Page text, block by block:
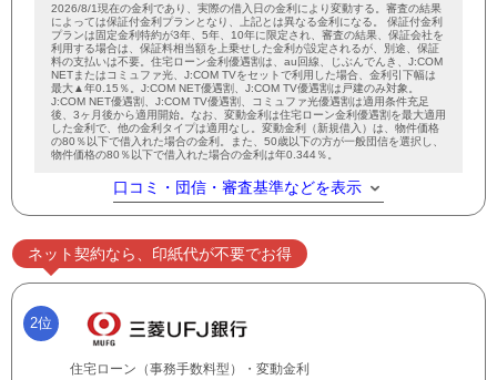
2026/8/1現在の金利であり、実際の借入日の金利により変動する。審査の結果
によっては保証付金利プランとなり、上記とは異なる金利になる。 保証付金利
プランは固定金利特約が3年、5年、10年に限定され、審査の結果、保証会社を
利用する場合は、保証料相当額を上乗せした金利が設定されるが、別途、保証
料の支払いは不要。住宅ローン金利優遇割は、au回線、じぶんでんき、J:COM
NETまたはコミュファ光、J:COM TVをセットで利用した場合、金利引下幅は
最大▲年0.15％。J:COM NET優遇割、J:COM TV優遇割は戸建のみ対象。
J:COM NET優遇割、J:COM TV優遇割、コミュファ光優遇割は適用条件充足
後、3ヶ月後から適用開始。なお、変動金利は住宅ローン金利優遇割を最大適用
した金利で、他の金利タイプは適用なし。変動金利（新規借入）は、物件価格
の80％以下で借入れた場合の金利。また、50歳以下の方が一般団信を選択し、
物件価格の80％以下で借入れた場合の金利は年0.344％。
口コミ・団信・審査基準などを表示
ネット契約なら、印紙代が不要でお得
2位
住宅ローン（事務手数料型）・変動金利